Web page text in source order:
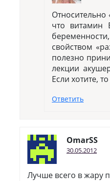
Относительно
что
свойством
полезно
лекции
Если хотите,
Ответить
OmarSS
30.05.2012
Лучше всего в жару